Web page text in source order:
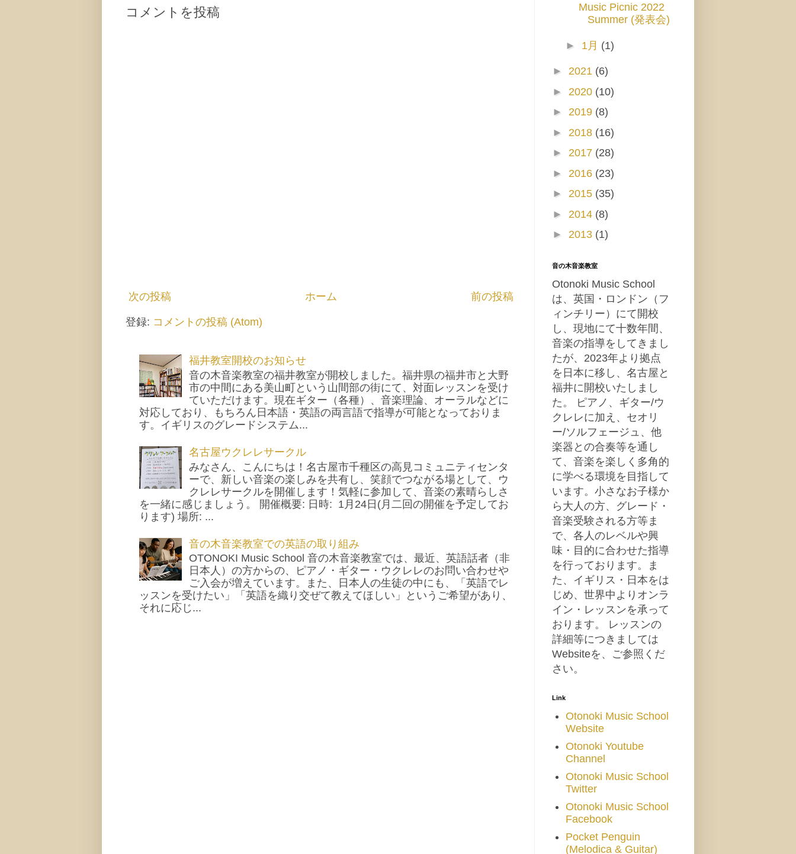
コメントを投稿
次の投稿 前の投稿
ホーム
登録: コメントの投稿 (Atom)
福井教室開校のお知らせ
音の木音楽教室の福井教室が開校しました。福井県の福井市と大野
市の中間にある美山町という山間部の街にて、対面レッスンを受け
ていただけます。現在ギター（各種）、音楽理論、オーラルなどに
対応しており、もちろん日本語・英語の両言語で指導が可能となっておりま
す。イギリスのグレードシステム...
名古屋ウクレレサークル
みなさん、こんにちは！名古屋市千種区の高見コミュニティセンタ
ーで、新しい音楽の楽しみを共有し、笑顔でつながる場として、ウ
クレレサークルを開催します！気軽に参加して、音楽の素晴らしさ
を一緒に感じましょう。 開催概要: 日時: 1月24日(月二回の開催を予定してお
ります) 場所: ...
音の木音楽教室での英語の取り組み
OTONOKI Music School 音の木音楽教室では、最近、英語話者（非
日本人）の方からの、ピアノ・ギター・ウクレレのお問い合わせや
ご入会が増えています。また、日本人の生徒の中にも、「英語でレ
ッスンを受けたい」「英語を織り交ぜて教えてほしい」というご希望があり、
それに応じ...
Music Picnic 2022
Summer (発表会)
► 1月 (1)
► 2021 (6)
► 2020 (10)
► 2019 (8)
► 2018 (16)
► 2017 (28)
► 2016 (23)
► 2015 (35)
► 2014 (8)
► 2013 (1)
音の木音楽教室
Otonoki Music School
は、英国・ロンドン（フ
ィンチリー）にて開校
し、現地にて十数年間、
音楽の指導をしてきまし
たが、2023年より拠点
を日本に移し、名古屋と
福井に開校いたしまし
た。 ピアノ、ギター/ウ
クレレに加え、セオリ
ー/ソルフェージュ、他
楽器との合奏等を通し
て、音楽を楽しく多角的
に学べる環境を目指して
います。小さなお子様か
ら大人の方、グレード・
音楽受験される方等ま
で、各人のレベルや興
味・目的に合わせた指導
を行っております。ま
た、イギリス・日本をは
じめ、世界中よりオンラ
イン・レッスンを承って
おります。 レッスンの
詳細等につきましては
Websiteを、ご参照くだ
さい。
Link
Otonoki Music School
Website
Otonoki Youtube
Channel
Otonoki Music School
Twitter
Otonoki Music School
Facebook
Pocket Penguin
(Melodica & Guitar)